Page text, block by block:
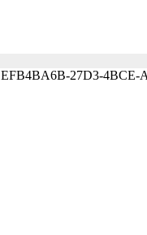
EFB4BA6B-27D3-4BCE-